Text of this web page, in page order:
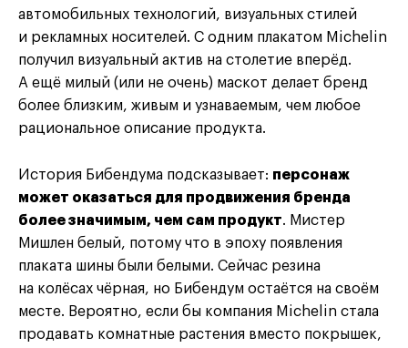
автомобильных технологий, визуальных стилей
и рекламных носителей. С одним плакатом Michelin
получил визуальный актив на столетие вперёд.
А ещё милый (или не очень) маскот делает бренд
более близким, живым и узнаваемым, чем любое
рациональное описание продукта.
История Бибендума подсказывает: персонаж
может оказаться для продвижения бренда
более значимым, чем сам продукт. Мистер
Мишлен белый, потому что в эпоху появления
плаката шины были белыми. Сейчас резина
на колёсах чёрная, но Бибендум остаётся на своём
месте. Вероятно, если бы компания Michelin стала
продавать комнатные растения вместо покрышек,